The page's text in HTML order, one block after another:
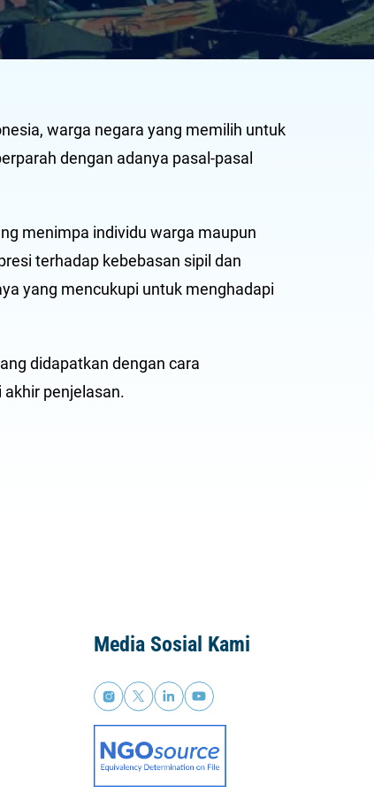
warga negara yang memilih untuk
dengan adanya pasal-pasal
menimpa individu warga maupun
terhadap kebebasan sipil dan
yang mencukupi untuk menghadapi
didapatkan dengan cara
penjelasan.
Media Sosial Kami